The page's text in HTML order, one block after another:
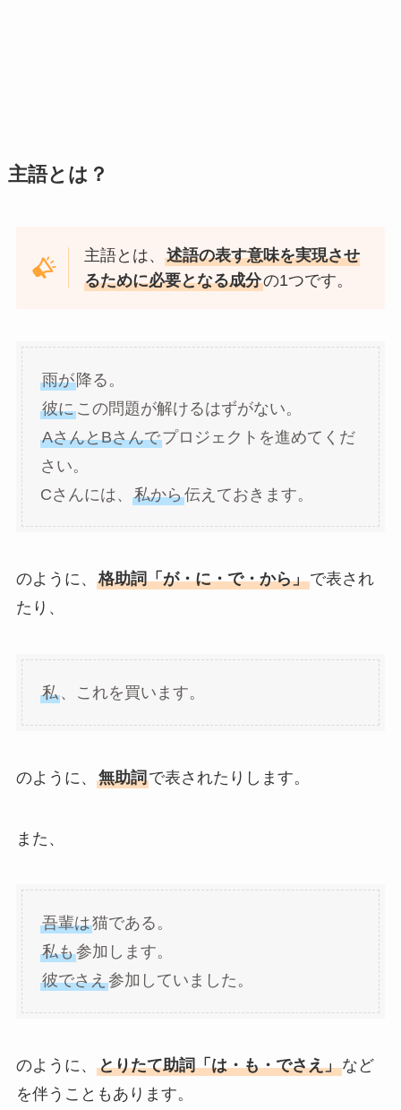
主語とは？
主語とは、述語の表す意味を実現させ
るために必要となる成分の1つです。
雨が降る。
彼にこの問題が解けるはずがない。
AさんとBさんでプロジェクトを進めてくだ
さい。
Cさんには、 私から伝えておきます。
のように、 格助詞「が・に・で・から」で表され
たり、
私、これを買います。
のように、 無助詞で表されたりします。
また、
吾輩は猫である。
私も参加します。
彼でさえ参加していました。
のように、 とりたて助詞「は・も・でさえ」など
を伴うこともあります。